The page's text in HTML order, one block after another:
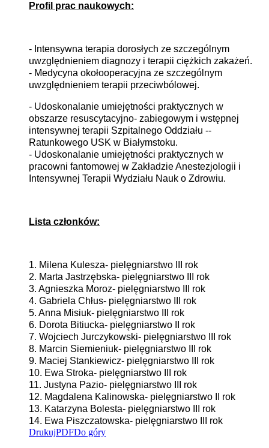
Profil prac naukowych:
- Intensywna terapia dorosłych ze szczególnym
uwzględnieniem diagnozy i terapii ciężkich zakażeń.
- Medycyna okołooperacyjna ze szczególnym
uwzględnieniem terapii przeciwbólowej.
- Udoskonalanie umiejętności praktycznych w
obszarze resuscytacyjno- zabiegowym i wstępnej
intensywnej terapii Szpitalnego Oddziału --
Ratunkowego USK w Białymstoku.
- Udoskonalanie umiejętności praktycznych w
pracowni fantomowej w Zakładzie Anestezjologii i
Intensywnej Terapii Wydziału Nauk o Zdrowiu.
Lista członków:
1. Milena Kulesza- pielęgniarstwo III rok
2. Marta Jastrzębska- pielęgniarstwo III rok
3. Agnieszka Moroz- pielęgniarstwo III rok
4. Gabriela Chłus- pielęgniarstwo III rok
5. Anna Misiuk- pielęgniarstwo III rok
6. Dorota Bitiucka- pielęgniarstwo II rok
7. Wojciech Jurczykowski- pielęgniarstwo III rok
8. Marcin Siemieniuk- pielęgniarstwo III rok
9. Maciej Stankiewicz- pielęgniarstwo III rok
10. Ewa Stroka- pielęgniarstwo III rok
11. Justyna Pazio- pielęgniarstwo III rok
12. Magdalena Kalinowska- pielęgniarstwo II rok
13. Katarzyna Bolesta- pielęgniarstwo III rok
14. Ewa Piszczatowska- pielęgniarstwo III rok
DrukujPDFDo góry